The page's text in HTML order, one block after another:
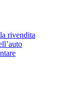
rivendita